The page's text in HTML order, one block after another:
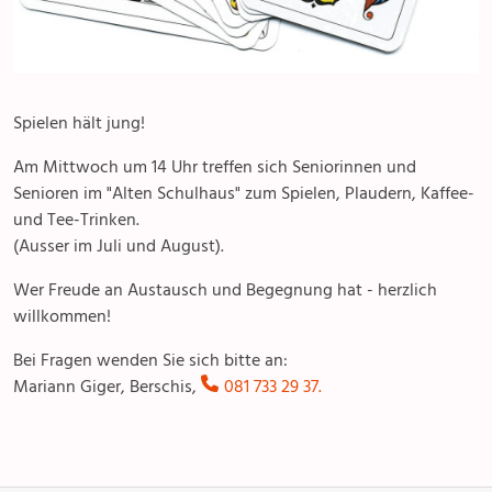
Spielen hält jung!
Am Mittwoch um 14 Uhr treffen sich Seniorinnen und
Senioren im "Alten Schulhaus" zum Spielen, Plaudern, Kaffee-
und Tee-Trinken.
(Ausser im Juli und August).
Wer Freude an Austausch und Begegnung hat - herzlich
willkommen!
Bei Fragen wenden Sie sich bitte an:
Mariann Giger, Berschis,
081 733 29 37.
Treffpunkt Altes Schulhaus